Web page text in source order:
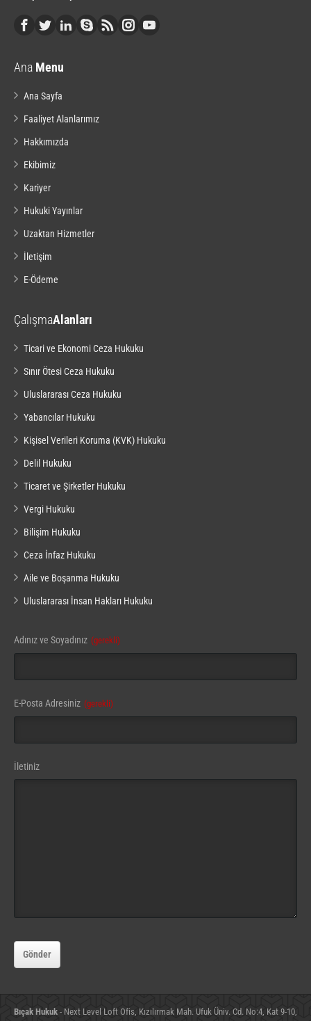
Ana Menu
Ana Sayfa
Faaliyet Alanlarımız
Hakkımızda
Ekibimiz
Kariyer
Hukuki Yayınlar
Uzaktan Hizmetler
İletişim
E-Ödeme
ÇalışmaAlanları
Ticari ve Ekonomi Ceza Hukuku
Sınır Ötesi Ceza Hukuku
Uluslararası Ceza Hukuku
Yabancılar Hukuku
Kişisel Verileri Koruma (KVK) Hukuku
Delil Hukuku
Ticaret ve Şirketler Hukuku
Vergi Hukuku
Bilişim Hukuku
Ceza İnfaz Hukuku
Aile ve Boşanma Hukuku
Uluslararası İnsan Hakları Hukuku
Adınız ve Soyadınız (gerekli)
E-Posta Adresiniz (gerekli)
Contact
Email (gerekli)
İletiniz
Gönder
Bıçak Hukuk - Next Level Loft Ofis, Kızılırmak Mah. Ufuk Üniv. Cd. No:4, Kat 9-10,